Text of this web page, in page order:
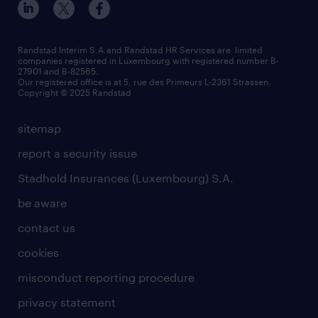
refer a friend
request a call back
HR news
be aware
randstad worldwide
Strassen - RiseSmart
Strassen
Wiltz
sitemap
report a security issue
Stadhold Insurances (Luxembourg) S.A.
be aware
contact us
cookies
misconduct reporting procedure
privacy statement
Randstad Interim S.A.and Randstad HR Services are limited
companies registered in Luxembourg with registered number B-
27901 and B-82565.
Our registered office is at 5, rue des Primeurs L-2361 Strassen.
Copyright © 2025 Randstad